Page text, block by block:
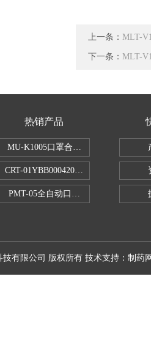
上一条： MLT-
下一条： MLT-
热销产品
MU-K1005口罩合成血液穿透试验仪
CRT-01YBB00042005数显式安瓿瓶圆
PMT-05全自动口红折断力测试仪
有限公司 版权所有 技术支持： 制药